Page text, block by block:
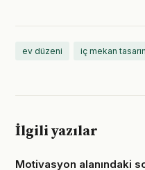
ev düzeni iç mekan
İlgili yazılar
Motivasyon alanındaki